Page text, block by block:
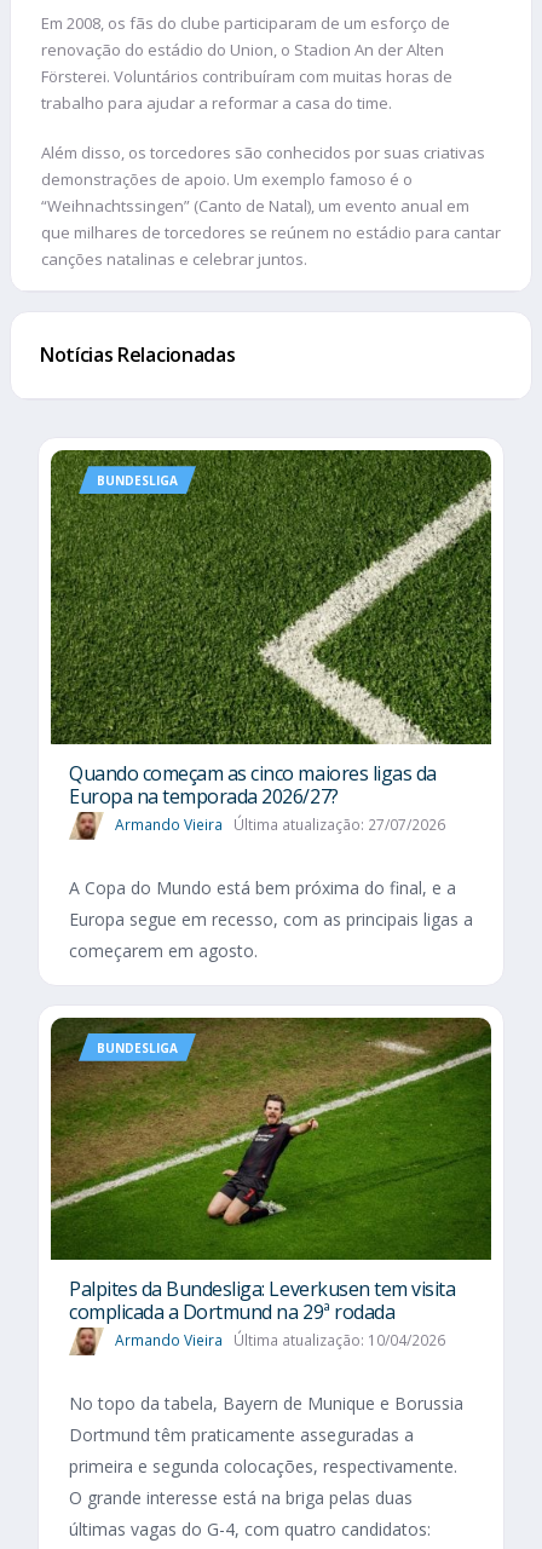
Em 2008, os fãs do clube participaram de um esforço de
renovação do estádio do Union, o Stadion An der Alten
Försterei. Voluntários contribuíram com muitas horas de
trabalho para ajudar a reformar a casa do time.
Além disso, os torcedores são conhecidos por suas criativas
demonstrações de apoio. Um exemplo famoso é o
“Weihnachtssingen” (Canto de Natal), um evento anual em
que milhares de torcedores se reúnem no estádio para cantar
canções natalinas e celebrar juntos.
Notícias Relacionadas
BUNDESLIGA
Quando começam as cinco maiores ligas da
Europa na temporada 2026/27?
Armando Vieira Última atualização: 27/07/2026
A Copa do Mundo está bem próxima do final, e a
Europa segue em recesso, com as principais ligas a
começarem em agosto.
BUNDESLIGA
Palpites da Bundesliga: Leverkusen tem visita
complicada a Dortmund na 29ª rodada
Armando Vieira Última atualização: 10/04/2026
No topo da tabela, Bayern de Munique e Borussia
Dortmund têm praticamente asseguradas a
primeira e segunda colocações, respectivamente.
O grande interesse está na briga pelas duas
últimas vagas do G-4, com quatro candidatos: